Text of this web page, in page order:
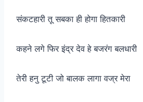
संकटहारी तू सबका ही होगा हितकारी
कहने लगे फिर इंद्र देव हे बजरंग बलधारी
तेरी हनु टूटी जो बालक लागा वज्र मेरा